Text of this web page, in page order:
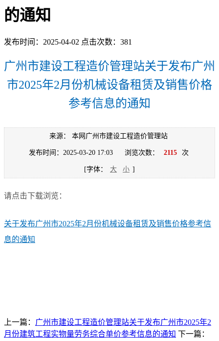
的通知
发布时间：2025-04-02 点击次数：381
广州市建设工程造价管理站关于发布广州
市2025年2月份机械设备租赁及销售价格
参考信息的通知
来源： 本网广州市建设工程造价管理站
发布时间：2025-03-20 17:03 浏览次数： 2115 次
[字体： 大 小 ]
请点击下载浏览：
关于发布广州市2025年2月份机械设备租赁及销售价格参考信
息的通知
上一篇： 广州市建设工程造价管理站关于发布广州市2025年2
月份建筑工程实物量劳务综合单价参考信息的通知 下一篇：